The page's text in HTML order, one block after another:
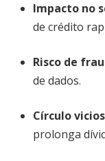
Impacto no
de crédito
Risco de
de dados.
Círculo
prolonga